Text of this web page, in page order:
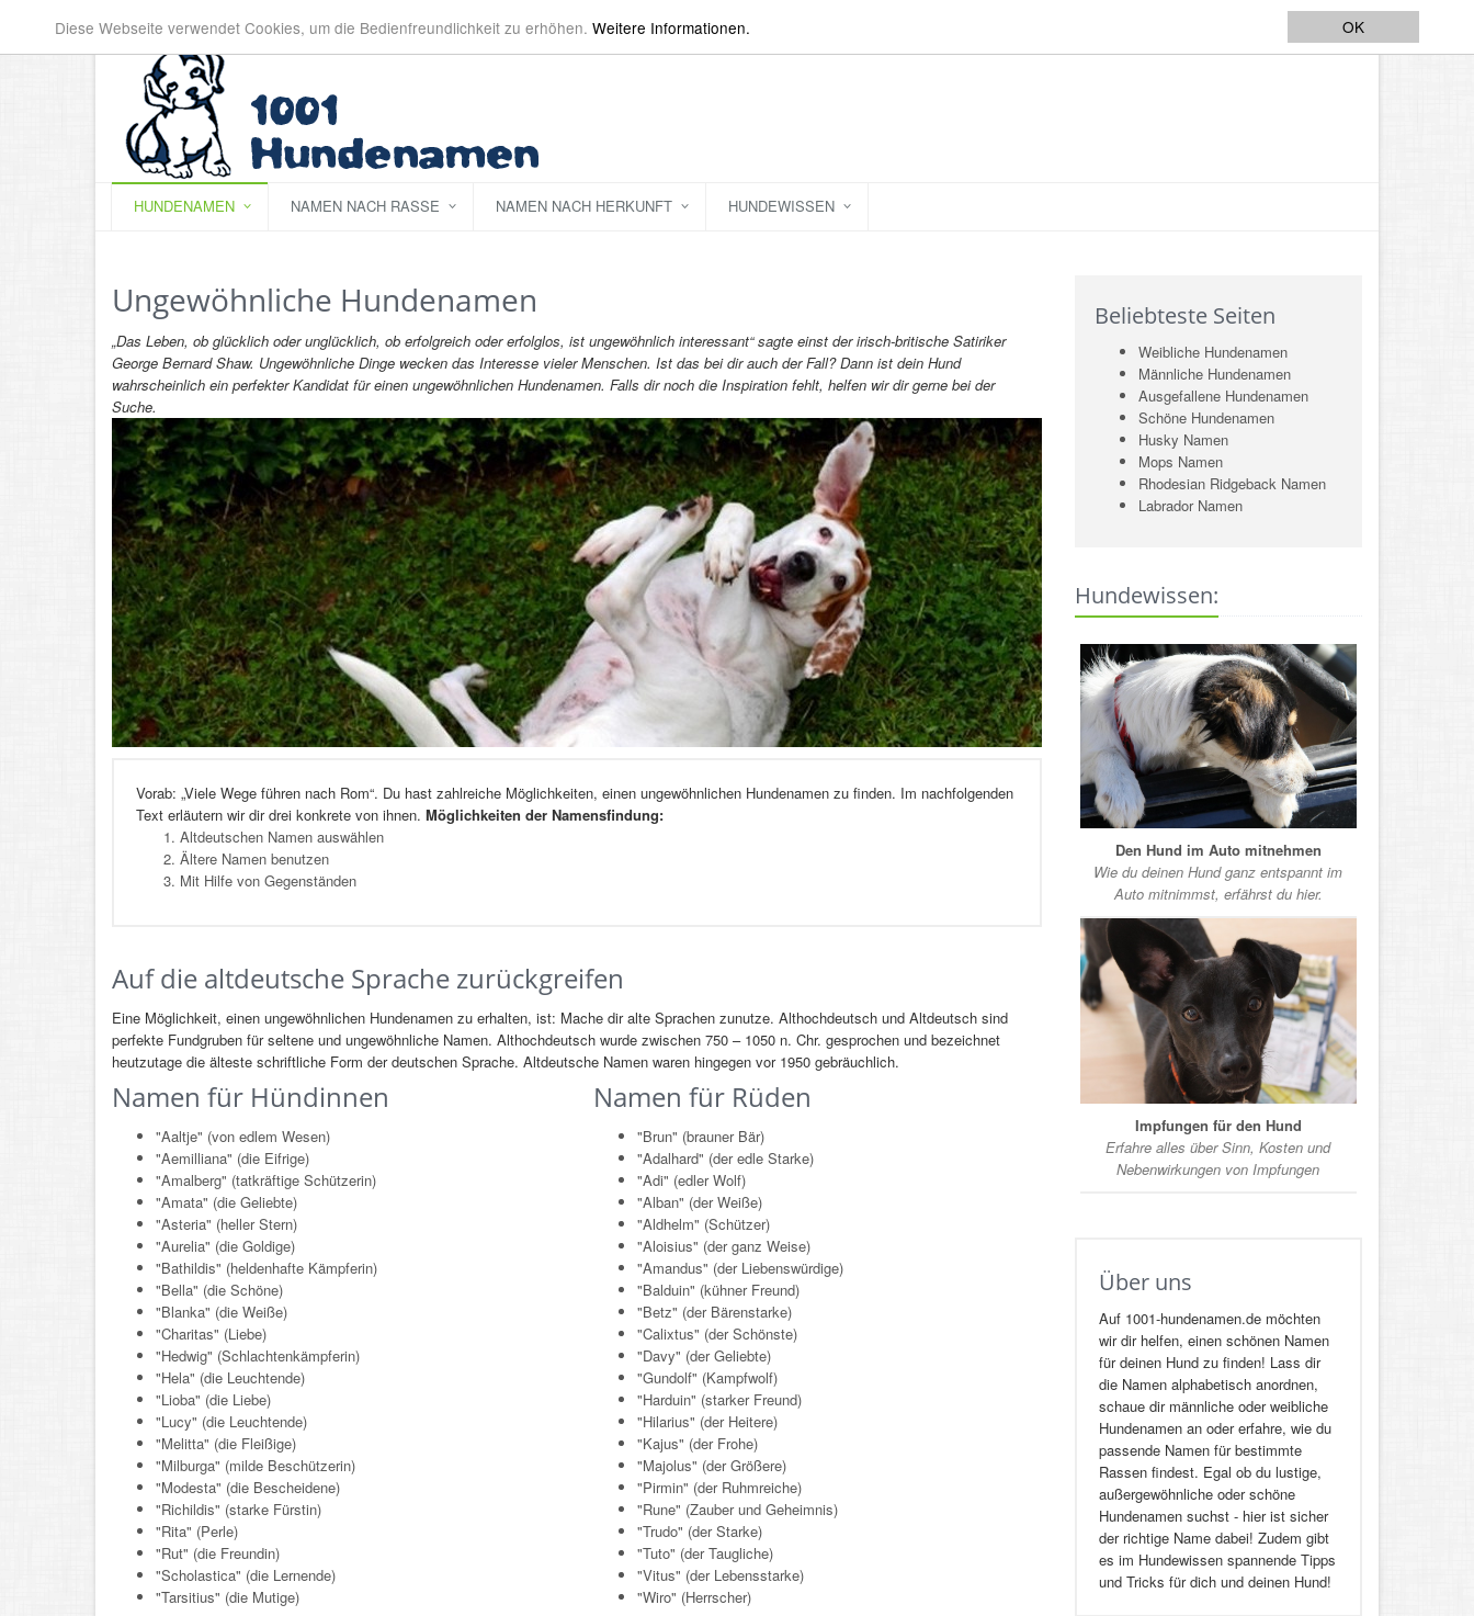
OK
Diese Webseite verwendet Cookies, um die Bedienfreundlichkeit zu erhöhen. Weitere Informationen.
HUNDENAMEN NAMEN NACH RASSE NAMEN NACH HERKUNFT HUNDEWISSEN
Ungewöhnliche Hundenamen
„Das Leben, ob glücklich oder unglücklich, ob erfolgreich oder erfolglos, ist ungewöhnlich interessant“ sagte einst der irisch-britische Satiriker
George Bernard Shaw. Ungewöhnliche Dinge wecken das Interesse vieler Menschen. Ist das bei dir auch der Fall? Dann ist dein Hund
wahrscheinlich ein perfekter Kandidat für einen ungewöhnlichen Hundenamen. Falls dir noch die Inspiration fehlt, helfen wir dir gerne bei der
Suche.
Vorab: „Viele Wege führen nach Rom“. Du hast zahlreiche Möglichkeiten, einen ungewöhnlichen Hundenamen zu finden. Im nachfolgenden
Text erläutern wir dir drei konkrete von ihnen. Möglichkeiten der Namensfindung:
Altdeutschen Namen auswählen
Ältere Namen benutzen
Mit Hilfe von Gegenständen
Auf die altdeutsche Sprache zurückgreifen
Eine Möglichkeit, einen ungewöhnlichen Hundenamen zu erhalten, ist: Mache dir alte Sprachen zunutze. Althochdeutsch und Altdeutsch sind
perfekte Fundgruben für seltene und ungewöhnliche Namen. Althochdeutsch wurde zwischen 750 – 1050 n. Chr. gesprochen und bezeichnet
heutzutage die älteste schriftliche Form der deutschen Sprache. Altdeutsche Namen waren hingegen vor 1950 gebräuchlich.
Namen für Hündinnen
"Aaltje" (von edlem Wesen)
"Aemilliana" (die Eifrige)
"Amalberg" (tatkräftige Schützerin)
"Amata" (die Geliebte)
"Asteria" (heller Stern)
"Aurelia" (die Goldige)
"Bathildis" (heldenhafte Kämpferin)
"Bella" (die Schöne)
"Blanka" (die Weiße)
"Charitas" (Liebe)
"Hedwig" (Schlachtenkämpferin)
"Hela" (die Leuchtende)
"Lioba" (die Liebe)
"Lucy" (die Leuchtende)
"Melitta" (die Fleißige)
"Milburga" (milde Beschützerin)
"Modesta" (die Bescheidene)
"Richildis" (starke Fürstin)
"Rita" (Perle)
"Rut" (die Freundin)
"Scholastica" (die Lernende)
"Tarsitius" (die Mutige)
Namen für Rüden
"Brun" (brauner Bär)
"Adalhard" (der edle Starke)
"Adi" (edler Wolf)
"Alban" (der Weiße)
"Aldhelm" (Schützer)
"Aloisius" (der ganz Weise)
"Amandus" (der Liebenswürdige)
"Balduin" (kühner Freund)
"Betz" (der Bärenstarke)
"Calixtus" (der Schönste)
"Davy" (der Geliebte)
"Gundolf" (Kampfwolf)
"Harduin" (starker Freund)
"Hilarius" (der Heitere)
"Kajus" (der Frohe)
"Majolus" (der Größere)
"Pirmin" (der Ruhmreiche)
"Rune" (Zauber und Geheimnis)
"Trudo" (der Starke)
"Tuto" (der Taugliche)
"Vitus" (der Lebensstarke)
"Wiro" (Herrscher)
Beliebteste Seiten
Weibliche Hundenamen
Männliche Hundenamen
Ausgefallene Hundenamen
Schöne Hundenamen
Husky Namen
Mops Namen
Rhodesian Ridgeback Namen
Labrador Namen
Hundewissen:
Den Hund im Auto mitnehmen
Wie du deinen Hund ganz entspannt im
Auto mitnimmst, erfährst du hier.
Impfungen für den Hund
Erfahre alles über Sinn, Kosten und
Nebenwirkungen von Impfungen
Über uns
Auf 1001-hundenamen.de möchten
wir dir helfen, einen schönen Namen
für deinen Hund zu finden! Lass dir
die Namen alphabetisch anordnen,
schaue dir männliche oder weibliche
Hundenamen an oder erfahre, wie du
passende Namen für bestimmte
Rassen findest. Egal ob du lustige,
außergewöhnliche oder schöne
Hundenamen suchst - hier ist sicher
der richtige Name dabei! Zudem gibt
es im Hundewissen spannende Tipps
und Tricks für dich und deinen Hund!